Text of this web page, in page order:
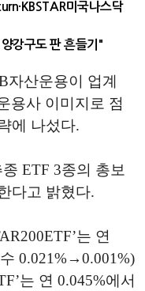
미국나스닥
강구도 판 흔들기"
산운용이 업계
용사 이미지로 점
에 나섰다.
ETF 3종의 총보
다고 밝혔다.
는 연
0.021%→0.001%)
는 연 0.045%에서